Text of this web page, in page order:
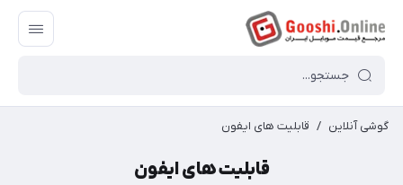
گوشی آنلاین / قابلیت های ایفون
قابلیت های ایفون